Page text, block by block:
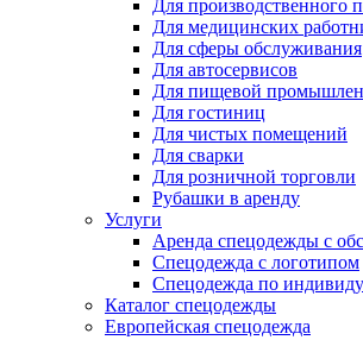
Для производственного
Для медицинских
Для сферы обслуживания
Для автосервисов
Для пищевой
Для гостиниц
Для чистых помещений
Для сварки
Для розничной торговли
Рубашки в аренду
Услуги
Аренда спецодежды с
Спецодежда с логотипом
Спецодежда по
Каталог спецодежды
Европейская спецодежда